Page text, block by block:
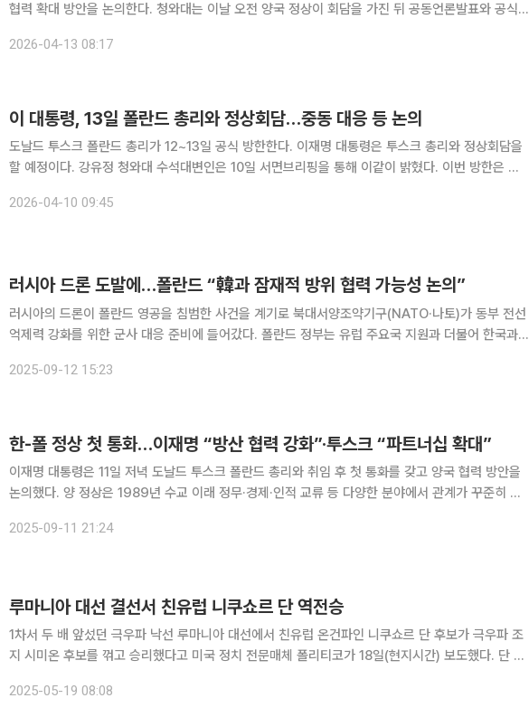
협력 확대 방안을 논의한다. 청와대는 이날 오전 양국 정상이 회담을 가진 뒤 공동언론발표와 공식
2026-04-13 08:17
이 대통령, 13일 폴란드 총리와 정상회담…중동 대응 등 논의
도날드 투스크 폴란드 총리가 12~13일 공식 방한한다. 이재명 대통령은 투스크 총리와 정상회담을
할 예정이다. 강유정 청와대 수석대변인은 10일 서면브리핑을 통해 이같이 밝혔다. 이번 방한은 폴
정상은 13일 정상회담과 공동언론발표, 공식 오찬 등 일
2026-04-10 09:45
러시아 드론 도발에…폴란드 “韓과 잠재적 방위 협력 가능성 논의”
러시아의 드론이 폴란드 영공을 침범한 사건을 계기로 북대서양조약기구(NATO·나토)가 동부 전선
억제력 강화를 위한 군사 대응 준비에 들어갔다. 폴란드 정부는 유럽 주요국 지원과 더불어 한국과
도날드 투스크 폴란드 총리는 이날 바르샤바에서 열린 기자회견에서
2025-09-12 15:23
한-폴 정상 첫 통화…이재명 “방산 협력 강화”·투스크 “파트너십 확대”
이재명 대통령은 11일 저녁 도날드 투스크 폴란드 총리와 취임 후 첫 통화를 갖고 양국 협력 방안을
논의했다. 양 정상은 1989년 수교 이래 정무·경제·인적 교류 등 다양한 분야에서 관계가 꾸준히 발
았다. 이 대통령은 “역사와 가치를 공유하는 양국이
2025-09-11 21:24
루마니아 대선 결선서 친유럽 니쿠쇼르 단 역전승
1차서 두 배 앞섰던 극우파 낙선 루마니아 대선에서 친유럽 온건파인 니쿠쇼르 단 후보가 극우파 조
지 시미온 후보를 꺾고 승리했다고 미국 정치 전문매체 폴리티코가 18일(현지시간) 보도했다. 단 당
가 두 배 가까운 격차로 단 후보를 앞섰지만, 양자 대결로 치러진
2025-05-19 08:08